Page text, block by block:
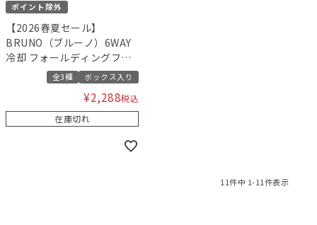
ポイント除外
【2026春夏セール】
BRUNO（ブルーノ）6WAY
冷却 フォールディングファ
全3種 ボックス入り
¥2,288税込
在庫切れ
11件中 1-11件表示